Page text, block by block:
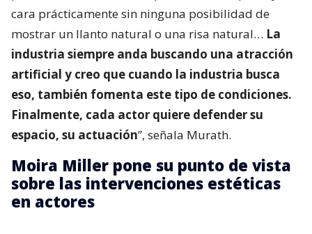
cara prácticamente sin ninguna posibilidad de
mostrar un llanto natural o una risa natural… La
industria siempre anda buscando una atracción
artificial y creo que cuando la industria busca
eso, también fomenta este tipo de condiciones.
Finalmente, cada actor quiere defender su
espacio, su actuación”, señala Murath.
Moira Miller pone su punto de vista
sobre las intervenciones estéticas
en actores